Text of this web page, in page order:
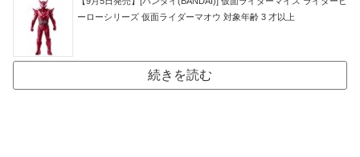
ーローシリーズ 仮面ライダーマオウ 対象年齢 3 才以上
続きを読む